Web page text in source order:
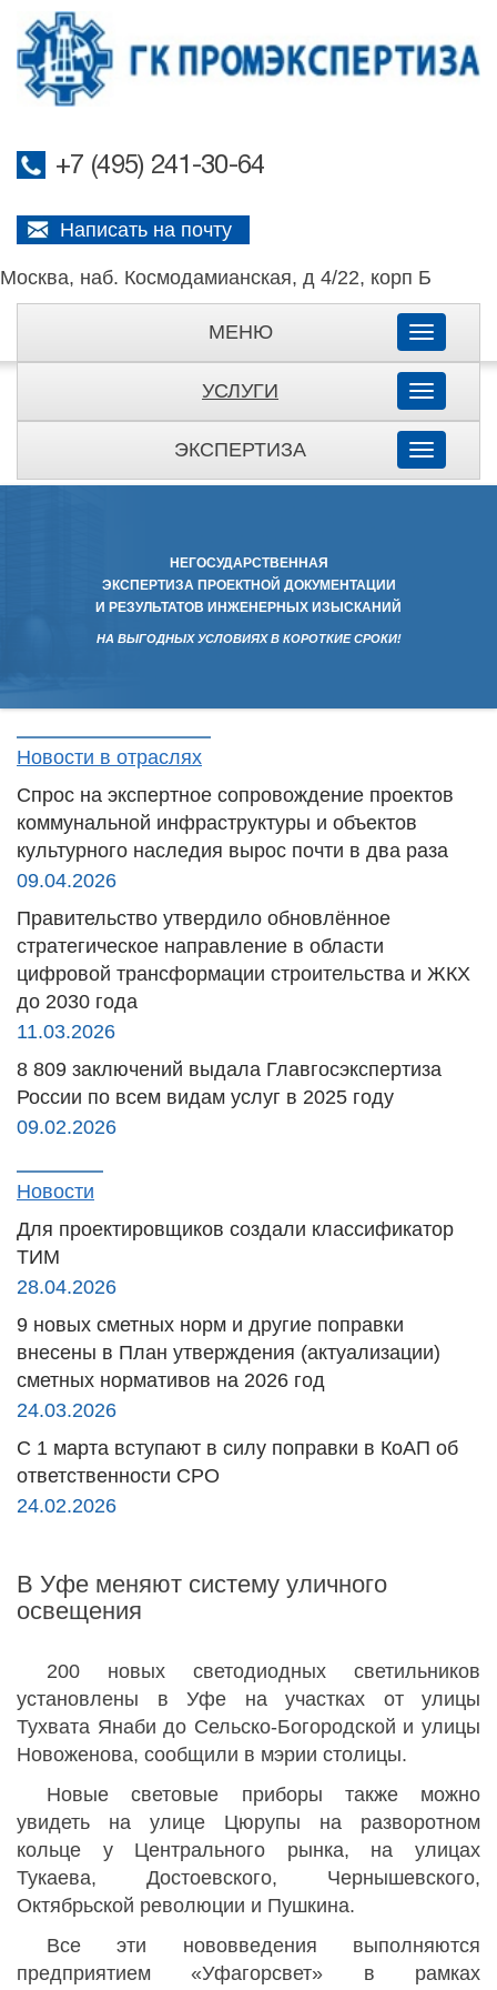
+7 (495) 241-30-64
Написать на почту
Москва, наб. Космодамианская, д 4/22, корп Б
МЕНЮ
Toggle
УСЛУГИ
Toggle
ЭКСПЕРТИЗА
Toggle
НЕГОСУДАРСТВЕННАЯ
ЭКСПЕРТИЗА ПРОЕКТНОЙ ДОКУМЕНТАЦИИ
И РЕЗУЛЬТАТОВ ИНЖЕНЕРНЫХ ИЗЫСКАНИЙ
НА ВЫГОДНЫХ УСЛОВИЯХ В КОРОТКИЕ СРОКИ!
Новости в отраслях
Спрос на экспертное сопровождение проектов
коммунальной инфраструктуры и объектов
культурного наследия вырос почти в два раза
09.04.2026
Правительство утвердило обновлённое
стратегическое направление в области
цифровой трансформации строительства и ЖКХ
до 2030 года
11.03.2026
8 809 заключений выдала Главгосэкспертиза
России по всем видам услуг в 2025 году
09.02.2026
Новости
Для проектировщиков создали классификатор
ТИМ
28.04.2026
9 новых сметных норм и другие поправки
внесены в План утверждения (актуализации)
сметных нормативов на 2026 год
24.03.2026
С 1 марта вступают в силу поправки в КоАП об
ответственности СРО
24.02.2026
В Уфе меняют систему уличного
освещения
200 новых светодиодных светильников
установлены в Уфе на участках от улицы
Тухвата Янаби до Сельско-Богородской и улицы
Новоженова, сообщили в мэрии столицы.
Новые световые приборы также можно
увидеть на улице Цюрупы на разворотном
кольце у Центрального рынка, на улицах
Тукаева, Достоевского, Чернышевского,
Октябрьской революции и Пушкина.
Все эти нововведения выполняются
предприятием «Уфагорсвет» в рамках